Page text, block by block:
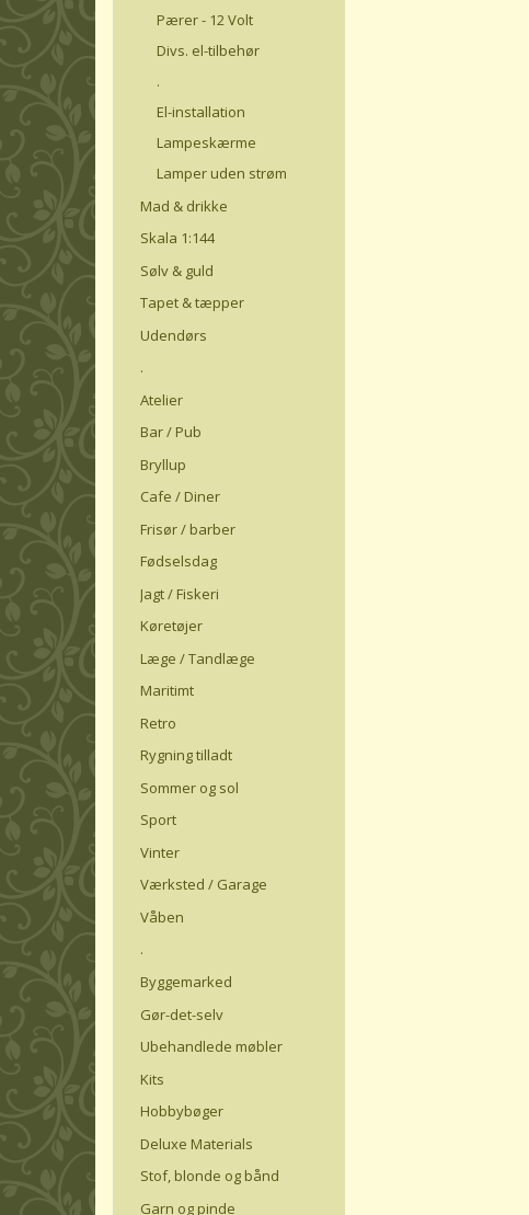
Pærer - 12 Volt
Divs. el-tilbehør
.
El-installation
Lampeskærme
Lamper uden strøm
Mad & drikke
Skala 1:144
Sølv & guld
Tapet & tæpper
Udendørs
.
Atelier
Bar / Pub
Bryllup
Cafe / Diner
Frisør / barber
Fødselsdag
Jagt / Fiskeri
Køretøjer
Læge / Tandlæge
Maritimt
Retro
Rygning tilladt
Sommer og sol
Sport
Vinter
Værksted / Garage
Våben
.
Byggemarked
Gør-det-selv
Ubehandlede møbler
Kits
Hobbybøger
Deluxe Materials
Stof, blonde og bånd
Garn og pinde